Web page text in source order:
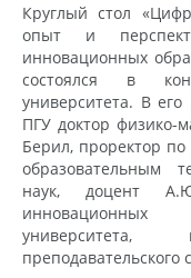
Круглый стол
опыт и
инновационных
состоялся в
университета. В
ПГУ доктор физико-
Берил, проректор
образовательным
наук, доцент
инновационных
университета,
преподавательского